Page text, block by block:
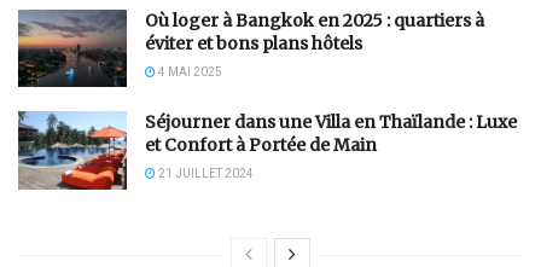
Où loger à Bangkok en 2025 : quartiers à
éviter et bons plans hôtels
4 MAI 2025
Séjourner dans une Villa en Thaïlande : Luxe
et Confort à Portée de Main
21 JUILLET 2024